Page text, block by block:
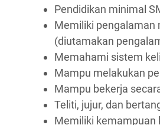
Pendidikan minimal
Memiliki pengalaman
(diutamakan
Memahami sistem
Mampu melakukan
Mampu bekerja
Teliti, jujur, dan
Memiliki kemampuan